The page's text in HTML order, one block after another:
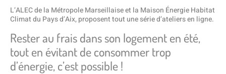
L’ALEC de la Métropole Marseillaise et la Maison Énergie Habitat
Climat du Pays d’Aix, proposent tout une série d’ateliers en ligne.
Rester au frais dans son logement en été,
tout en évitant de consommer trop
d’énergie, c’est possible !